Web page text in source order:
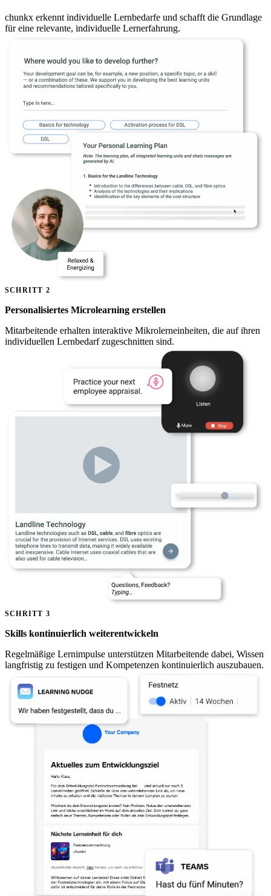
chunkx erkennt individuelle Lernbedarfe und schafft die Grundlage
für eine relevante, individuelle Lernerfahrung.
SCHRITT 2
Personalisiertes Microlearning erstellen
Mitarbeitende erhalten interaktive Mikrolerneinheiten, die auf ihren
individuellen Lernbedarf zugeschnitten sind.
SCHRITT 3
Skills kontinuierlich weiterentwickeln
Regelmäßige Lernimpulse unterstützen Mitarbeitende dabei, Wissen
langfristig zu festigen und Kompetenzen kontinuierlich auszubauen.